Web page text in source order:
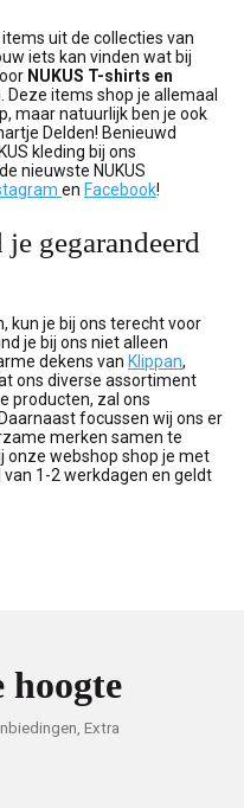
uit de collecties van
iets kan vinden wat bij
NUKUS T-shirts en
items shop je allemaal
maar natuurlijk ben je ook
Delden! Benieuwd
kleding bij ons
nieuwste NUKUS
en Facebook!
gegarandeerd
kun je bij ons terecht voor
je bij ons niet alleen
dekens van Klippan,
ons diverse assortiment
producten, zal ons
focussen wij ons er
merken samen te
onze webshop shop je met
1-2 werkdagen en geldt
Extra